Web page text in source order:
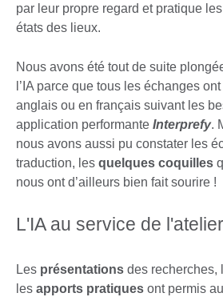
par leur propre regard et pratique
états des lieux.
Nous avons été tout de suite
l’IA parce que tous les échanges
anglais ou en français suivant les
application performante Interprefy.
nous avons aussi pu constater les
traduction, les quelques coquilles
nous ont d’ailleurs bien fait sourire !
L'IA au service de l'atelier
Les présentations des recherches,
les apports pratiques ont permis